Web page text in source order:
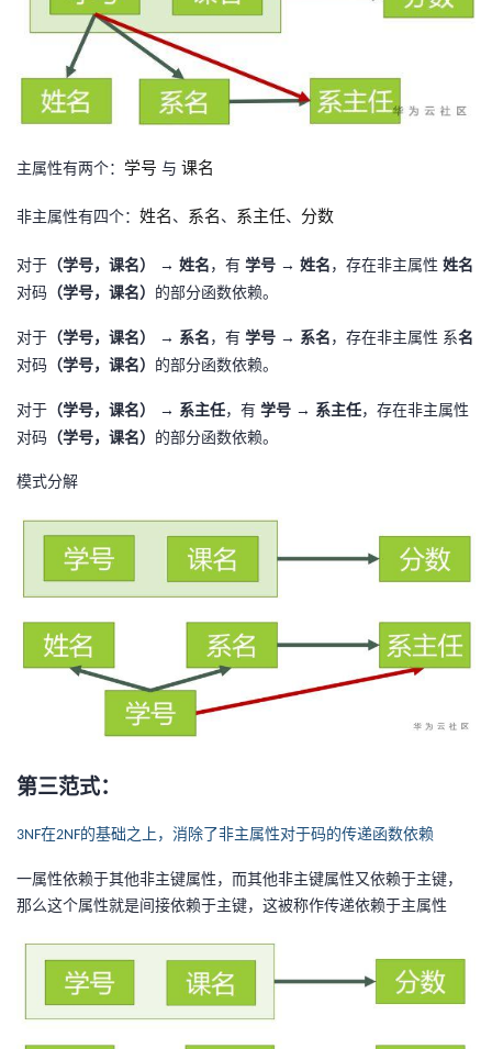
证
实
的
藏
持
建
主属性有两个： 学号 与 课名
非主属性有四个： 姓名 、 系名 、 系主任、 分数
对于 （学号，课名） → 姓名 ，有 学号 → 姓名 ，存在非主属性 姓名
对码 （学号，课名） 的部分函数依赖。
对于 （学号，课名） → 系名 ，有 学号 → 系名 ，存在非主属性 系名
对码 （学号，课名） 的部分函数依赖。
对于 （学号，课名） → 系主任，有 学号 → 系主任，存在非主属性
对码 （学号，课名） 的部分函数依赖。
模式分解
第三范式：
3NF在2NF的基础之上，消除了非主属性对于码的传递函数依赖
一属性依赖于其他非主键属性，而其他非主键属性又依赖于主键，
那么这个属性就是间接依赖于主键，这被称作传递依赖于主属性